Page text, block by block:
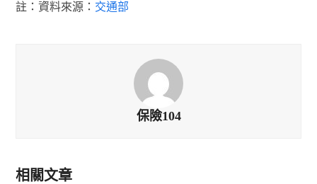
註：資料來源： 交通部
保險104
相關文章